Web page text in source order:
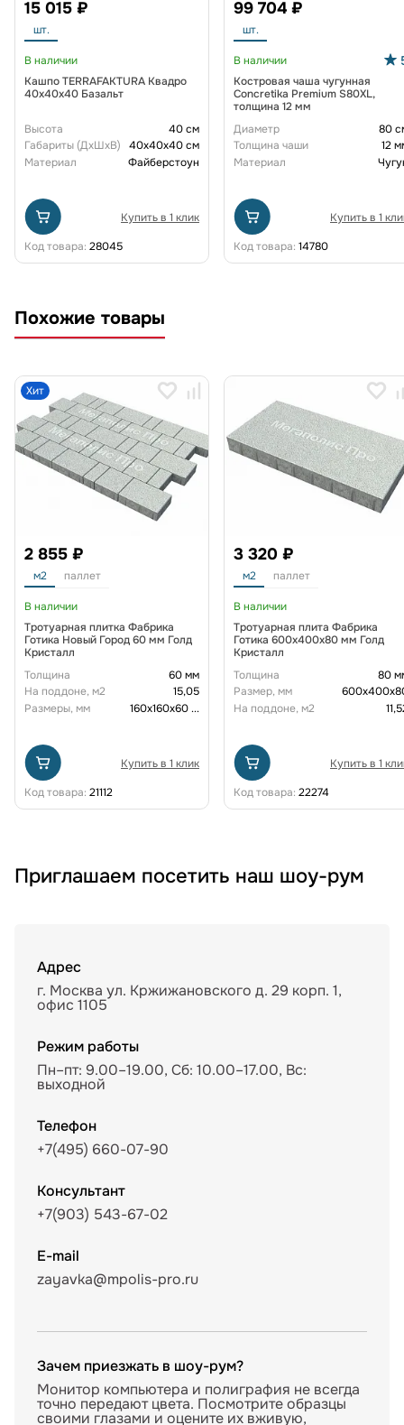
15 015 ₽
шт.
В наличии
Кашпо TERRAFAKTURA Квадро
40x40x40 Базальт
Высота
40 см
Габариты (ДxШxВ)
40x40x40 см
Материал
Файберстоун
Купить в 1 клик
Код товара: 28045
99 704 ₽
шт.
В наличии
Костровая чаша чугунная
Concretika Premium S80XL,
толщина 12 мм
Диаметр
80
Толщина чаши
12
Материал
Купить в 1
Код товара: 14780
Похожие товары
Хит
2 855 ₽
м2 паллет
В наличии
Тротуарная плитка Фабрика
Готика Новый Город 60 мм Голд
Кристалл
Толщина
60 мм
На поддоне, м2
15,05
Размеры, мм
160х160х60...
Купить в 1 клик
Код товара: 21112
3 320 ₽
м2 паллет
В наличии
Тротуарная плита Фабрика
Готика 600х400х80 мм Голд
Кристалл
Толщина
80
Размер, мм
На поддоне, м2
Купить в 1
Код товара: 22274
Приглашаем посетить наш шоу-рум
Адрес
г. Москва ул. Кржижановского д. 29 корп. 1,
офис 1105
Режим работы
Пн–пт: 9.00–19.00, Сб: 10.00–17.00, Вс:
выходной
Телефон
+7(495) 660-07-90
Консультант
+7(903) 543-67-02
E-mail
zayavka@mpolis-pro.ru
Зачем приезжать в шоу-рум?
Монитор компьютера и полиграфия не всегда
точно передают цвета. Посмотрите образцы
своими глазами и оцените их вживую,